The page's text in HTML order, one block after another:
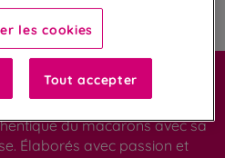
en France
macaron !
du macarons avec sa
Élaborés avec passion et
les cookies
Tout accepter